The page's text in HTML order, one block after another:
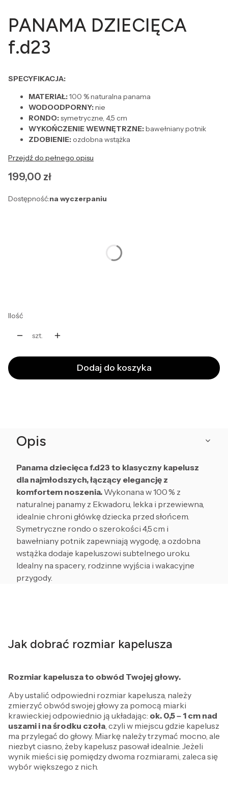
PANAMA DZIECIĘCA
f.d23
SPECYFIKACJA:
MATERIAŁ:100 % naturalna panama
WODOODPORNY:nie
RONDO:symetryczne, 4,5 cm
WYKOŃCZENIE WEWNĘTRZNE:bawełniany potnik
ZDOBIENIE: ozdobna wstążka
Przejdź do pełnego opisu
Cena
199,00 zł
Dostępność:na wyczerpaniu
Ilość
szt.
Dodaj do koszyka
Opis
Panama dziecięca f.d23 to klasyczny kapelusz
dla najmłodszych, łączący elegancję z
komfortem noszenia. Wykonana w 100 % z
naturalnej panamy z Ekwadoru, lekka i przewiewna,
idealnie chroni główkę dziecka przed słońcem.
Symetryczne rondo o szerokości 4,5 cm i
bawełniany potnik zapewniają wygodę, a ozdobna
wstążka dodaje kapeluszowi subtelnego uroku.
Idealny na spacery, rodzinne wyjścia i wakacyjne
przygody.
Jak dobrać rozmiar kapelusza
Rozmiar kapelusza to obwód Twojej głowy.
Aby ustalić odpowiedni rozmiar kapelusza, należy
zmierzyć obwód swojej głowy za pomocą miarki
krawieckiej odpowiednio ją układając: ok. 0,5 – 1 cm nad
uszami i na środku czoła , czyli w miejscu gdzie kapelusz
ma przylegać do głowy. Miarkę należy trzymać mocno, ale
niezbyt ciasno, żeby kapelusz pasował idealnie. Jeżeli
wynik mieści się pomiędzy dwoma rozmiarami, zaleca się
wybór większego z nich.